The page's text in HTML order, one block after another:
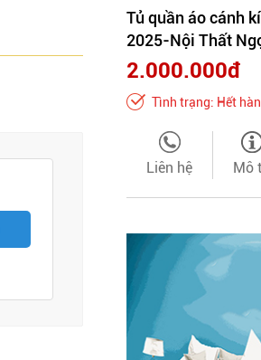
Tủ quần áo cánh
2025-Nội Thất
2.000.000đ
Tình trạng: Hết
Liên hệ Mô